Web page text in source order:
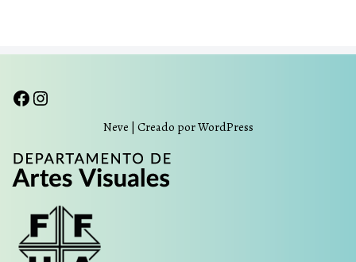
Neve | Creado porWordPress